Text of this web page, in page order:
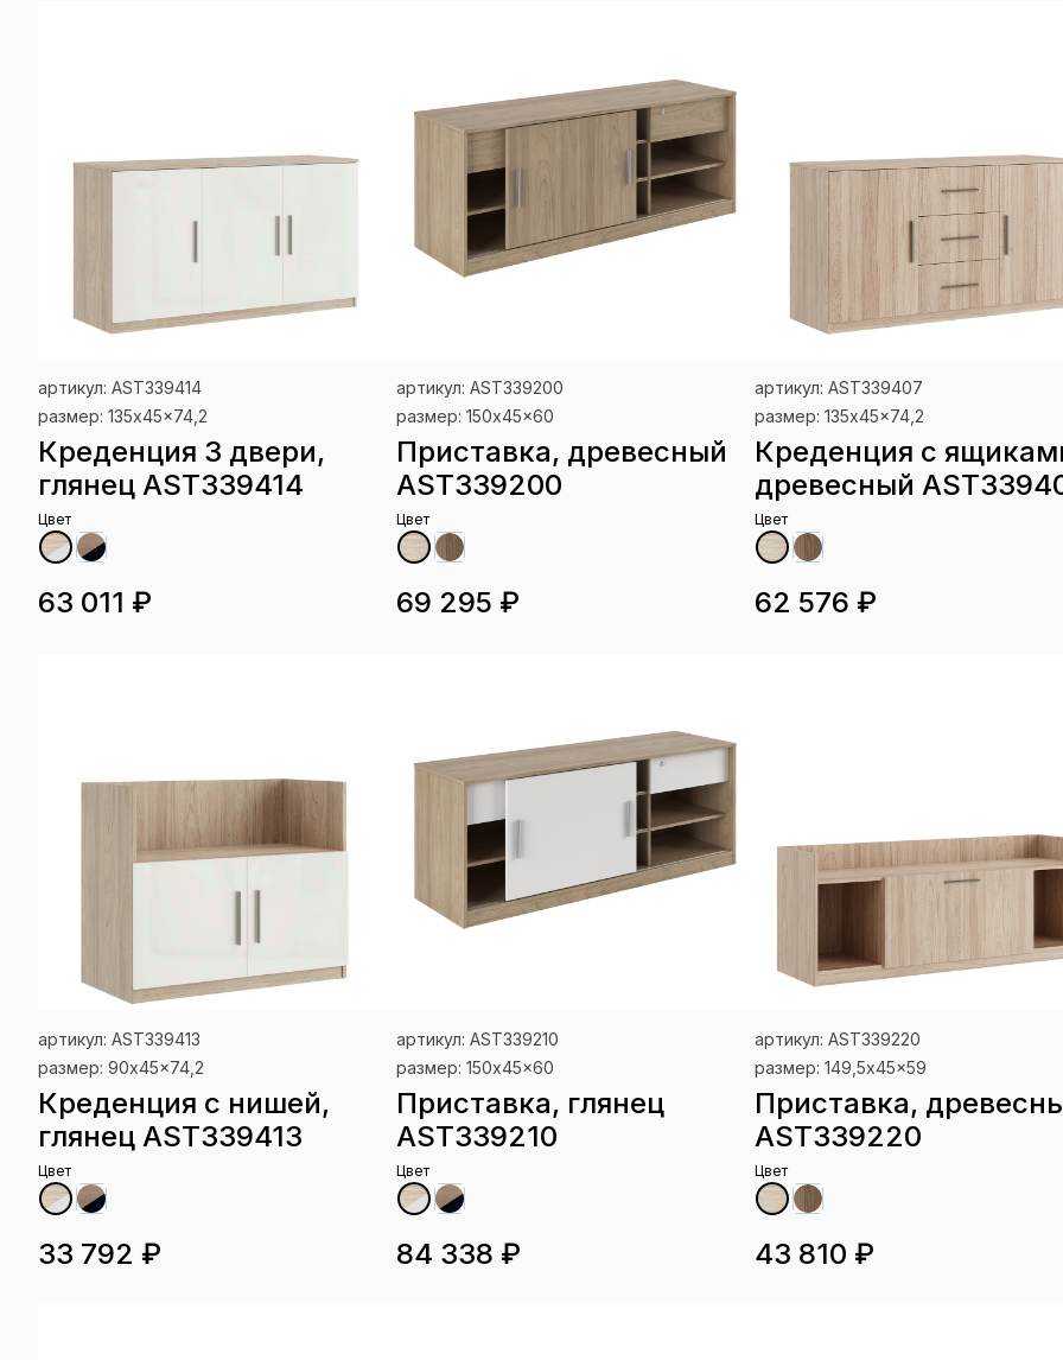
артикул: AST339414
размер: 135x45x74,2
Креденция 3 двери,
глянец AST339414
Цвет
63 011 ₽
артикул: AST339200
размер: 150x45x60
Приставка, древесный
AST339200
Цвет
69 295 ₽
артикул: AST339407
размер: 135x45x74,2
Креденция с
древесный
Цвет
62 576 ₽
артикул: AST339413
размер: 90x45x74,2
Креденция с нишей,
глянец AST339413
Цвет
33 792 ₽
артикул: AST339210
размер: 150x45x60
Приставка, глянец
AST339210
Цвет
84 338 ₽
артикул: AST339220
размер: 149,5x45x59
Приставка,
AST339220
Цвет
43 810 ₽